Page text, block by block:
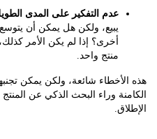
عدم التفكير على المدى الطويل: من
يبيع، ولكن هل يمكن أن يتوسع؟ هل
أخرى؟ إذا لم يكن الأمر كذلك، فقد
منتج واحد.
شائعة، ولكن يمكن تجنبها أيضاً.
وراء البحث الذكي عن المنتج مهم جداً